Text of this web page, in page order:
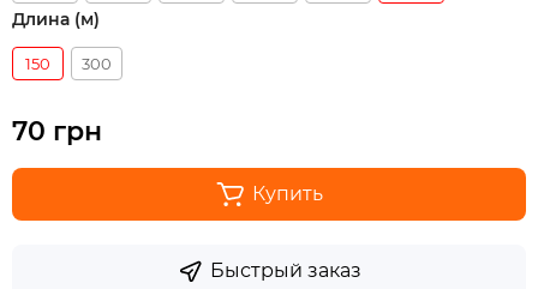
Длина (м)
150 300
70 грн
Купить
Быстрый заказ